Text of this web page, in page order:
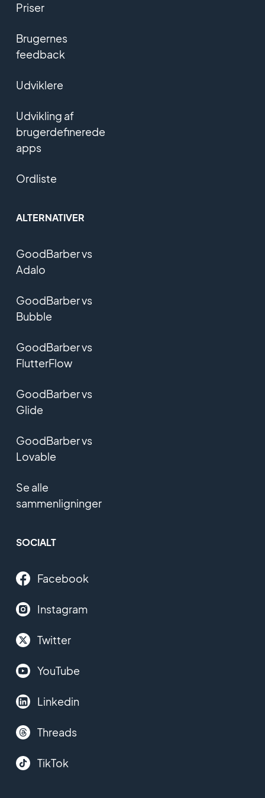
Priser
Brugernes
feedback
Udviklere
Udvikling af
brugerdefinerede
apps
Ordliste
ALTERNATIVER
GoodBarber vs
Adalo
GoodBarber vs
Bubble
GoodBarber vs
FlutterFlow
GoodBarber vs
Glide
GoodBarber vs
Lovable
Se alle
sammenligninger
SOCIALT
Facebook
Instagram
Twitter
YouTube
Linkedin
Threads
TikTok